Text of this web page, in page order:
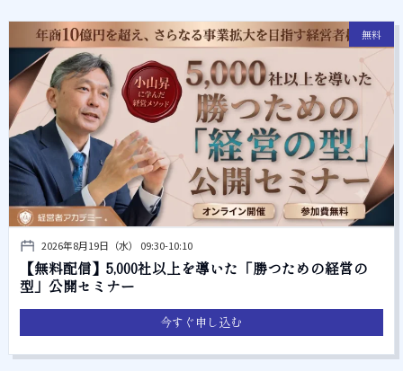
無料
2026年8月19日（水） 09:30-10:10
【無料配信】5,000社以上を導いた「勝つための経営の
型」公開セミナー
今すぐ申し込む